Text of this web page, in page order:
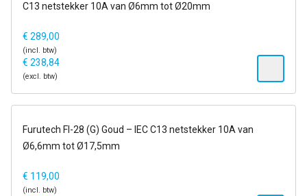
C13 netstekker 10A van Ø6mm tot Ø20mm
€ 289,00
(incl. btw)
€ 238,84
(excl. btw)
op voorraad
Furutech FI-28 (G) Goud – IEC C13 netstekker 10A van
Ø6,6mm tot Ø17,5mm
€ 119,00
(incl. btw)